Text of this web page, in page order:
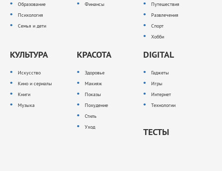
Образование
Психология
Семья и дети
Финансы
Путешествия
Развлечения
Спорт
Хобби
КУЛЬТУРА
Искусство
Кино и сериалы
Книги
Музыка
КРАСОТА
Здоровье
Макияж
Показы
Похудение
Стиль
Уход
DIGITAL
Гаджеты
Игры
Интернет
Технологии
ТЕСТЫ